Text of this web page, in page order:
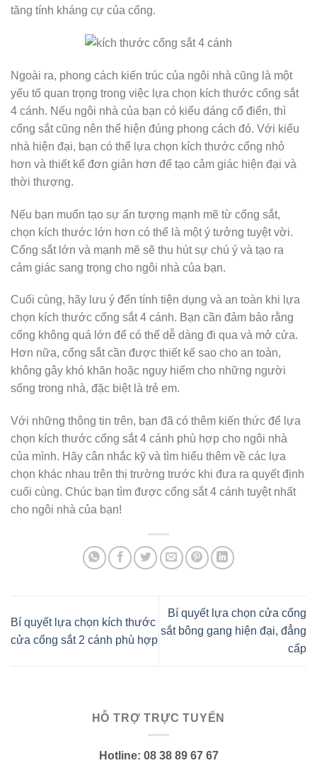
tăng tính kháng cự của cổng.
Ngoài ra, phong cách kiến trúc của ngôi nhà cũng là một
yếu tố quan trọng trong việc lựa chọn kích thước cổng sắt
4 cánh. Nếu ngôi nhà của bạn có kiểu dáng cổ điển, thì
cổng sắt cũng nên thể hiện đúng phong cách đó. Với kiểu
nhà hiện đại, bạn có thể lựa chọn kích thước cổng nhỏ
hơn và thiết kế đơn giản hơn để tạo cảm giác hiện đại và
thời thượng.
Nếu bạn muốn tạo sự ấn tượng mạnh mẽ từ cổng sắt,
chọn kích thước lớn hơn có thể là một ý tưởng tuyệt vời.
Cổng sắt lớn và mạnh mẽ sẽ thu hút sự chú ý và tạo ra
cảm giác sang trọng cho ngôi nhà của bạn.
Cuối cùng, hãy lưu ý đến tính tiện dụng và an toàn khi lựa
chọn kích thước cổng sắt 4 cánh. Bạn cần đảm bảo rằng
cổng không quá lớn để có thể dễ dàng đi qua và mở cửa.
Hơn nữa, cổng sắt cần được thiết kế sao cho an toàn,
không gây khó khăn hoặc nguy hiểm cho những người
sống trong nhà, đặc biệt là trẻ em.
Với những thông tin trên, bạn đã có thêm kiến thức để lựa
chọn kích thước cổng sắt 4 cánh phù hợp cho ngôi nhà
của mình. Hãy cân nhắc kỹ và tìm hiểu thêm về các lựa
chọn khác nhau trên thị trường trước khi đưa ra quyết định
cuối cùng. Chúc bạn tìm được cổng sắt 4 cánh tuyệt nhất
cho ngôi nhà của bạn!
Bí quyết lựa chọn kích thước
cửa cổng sắt 2 cánh phù hợp
Bí quyết lựa chọn cửa cổng
sắt bông gang hiện đại, đẳng
cấp
HỖ TRỢ TRỰC TUYẾN
Hotline: 08 38 89 67 67